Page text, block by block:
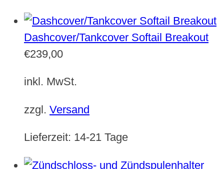
Dashcover/Tankcover Softail Breakout
€239,00
inkl. MwSt.
zzgl. Versand
Lieferzeit: 14-21 Tage